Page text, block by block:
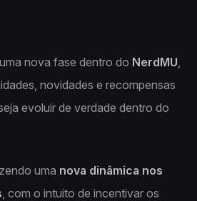
nova fase dentro do NerdMU,
novidades e recompensas
evoluir de verdade dentro do
uma nova dinâmica nos
, com o intuito de incentivar os